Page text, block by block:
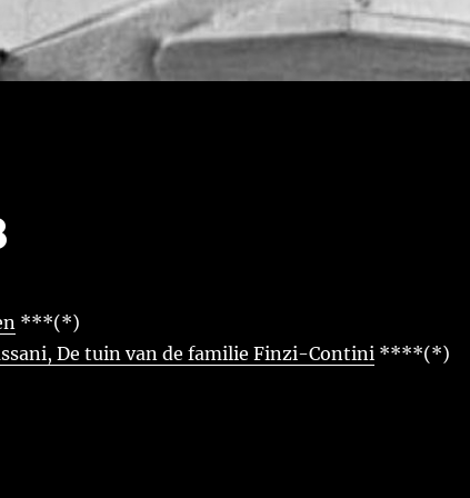
***(*)
De tuin van de familie Finzi-Contini****(*)